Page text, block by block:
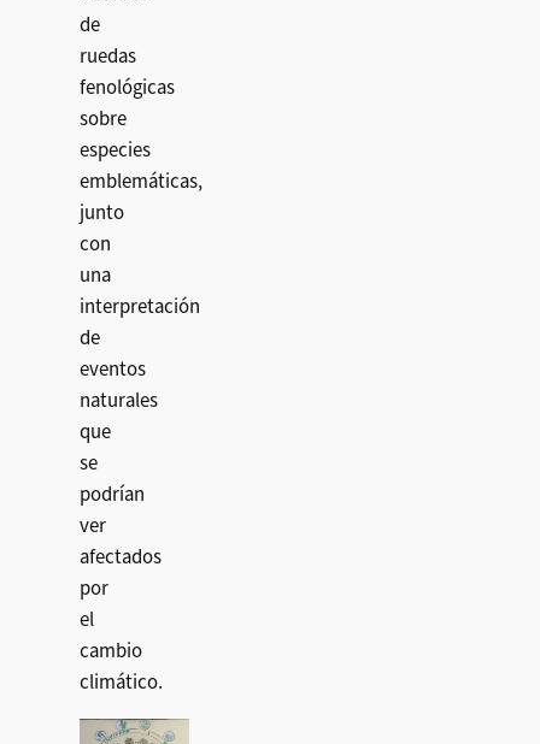
de
ruedas
fenológicas
sobre
especies
emblemáticas,
junto
con
una
interpretación
de
eventos
naturales
que
se
podrían
ver
afectados
por
el
cambio
climático.